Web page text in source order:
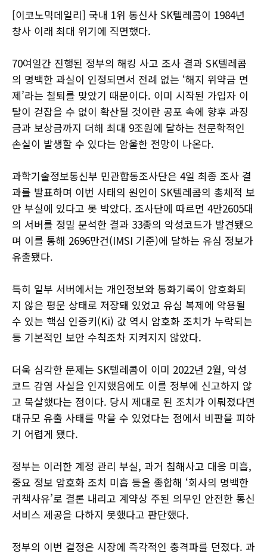
[이코노믹데일리] 국내 1위 통신사 SK텔레콤이 1984년
창사 이래 최대 위기에 직면했다.
70여일간 진행된 정부의 해킹 사고 조사 결과 SK텔레콤
의 명백한 과실이 인정되면서 전례 없는 ‘해지 위약금 면
제’라는 철퇴를 맞았기 때문이다. 이미 시작된 가입자 이
탈이 걷잡을 수 없이 확산될 것이란 공포 속에 향후 과징
금과 보상금까지 더해 최대 9조원에 달하는 천문학적인
손실이 발생할 수 있다는 암울한 전망이 나온다.
과학기술정보통신부 민관합동조사단은 4일 최종 조사 결
과를 발표하며 이번 사태의 원인이 SK텔레콤의 총체적 보
안 부실에 있다고 못 박았다. 조사단에 따르면 4만2605대
의 서버를 정밀 분석한 결과 33종의 악성코드가 발견됐으
며 이를 통해 2696만건(IMSI 기준)에 달하는 유심 정보가
유출됐다.
특히 일부 서버에서는 개인정보와 통화기록이 암호화되
지 않은 평문 상태로 저장돼 있었고 유심 복제에 악용될
수 있는 핵심 인증키(Ki) 값 역시 암호화 조치가 누락되는
등 기본적인 보안 수칙조차 지켜지지 않았다.
더욱 심각한 문제는 SK텔레콤이 이미 2022년 2월, 악성
코드 감염 사실을 인지했음에도 이를 정부에 신고하지 않
고 묵살했다는 점이다. 당시 제대로 된 조치가 이뤄졌다면
대규모 유출 사태를 막을 수 있었다는 점에서 비판을 피하
기 어렵게 됐다.
정부는 이러한 계정 관리 부실, 과거 침해사고 대응 미흡,
중요 정보 암호화 조치 미흡 등을 종합해 ‘회사의 명백한
귀책사유’로 결론 내리고 계약상 주된 의무인 안전한 통신
서비스 제공을 다하지 못했다고 판단했다.
정부의 이번 결정은 시장에 즉각적인 충격파를 던졌다. 과